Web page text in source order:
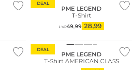
DEAL
PME LEGEND
T-Shirt
UVP49,99 28,99
DEAL
PME LEGEND
T-Shirt AMERICAN CLASS